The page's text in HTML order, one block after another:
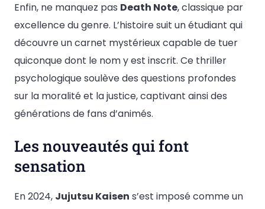
Enfin, ne manquez pas Death Note, classique par
excellence du genre. L’histoire suit un étudiant qui
découvre un carnet mystérieux capable de tuer
quiconque dont le nom y est inscrit. Ce thriller
psychologique soulève des questions profondes
sur la moralité et la justice, captivant ainsi des
générations de fans d’animés.
Les nouveautés qui font
sensation
En 2024, Jujutsu Kaisen s’est imposé comme un